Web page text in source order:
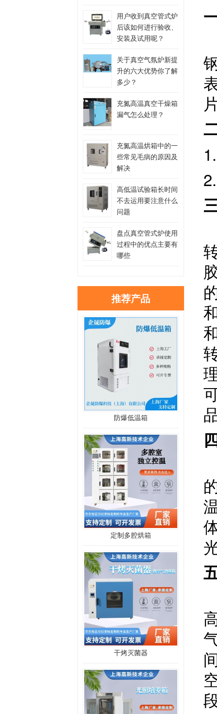
用户收到真空管式炉
后该如何进行验收、
安装及试用呢？
关于真空气氛炉新提
升的六大优势你了解
多少？
充氮高温真空干燥箱
漏气怎么处理？
充氮高温烘箱中的一
些常见毛病的原因及
解决
高低温试验箱长时间
不去运用要注意什么
问题
盘点真空管式炉使用
过程中的优点主要有
哪些
推荐产品
防爆低温箱
定制多腔烘箱
干烤灭菌器